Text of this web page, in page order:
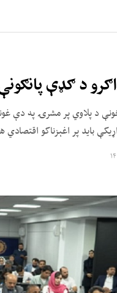
د ګډې
د پلاوي پر مشرۍ په دې
باید پر اغېزناکو